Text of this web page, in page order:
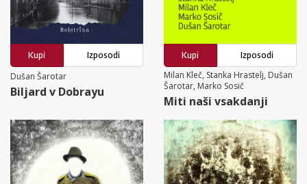
Kupi
Izposodi
Dušan Šarotar
Biljard v Dobrayu
Kupi
Izposodi
Milan Kleč, Stanka Hrastelj, Dušan
Šarotar, Marko Sosič
Miti naši vsakdanji